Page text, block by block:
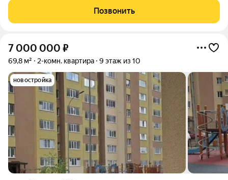
новые, чистые. Двор огорожен, въезд через ворота. Имеется
детская площадка. Детский сад в
Позвонить
7 000 000 ₽
69,8 м² 2-комн. квартира 9 этаж из 10
новостройка